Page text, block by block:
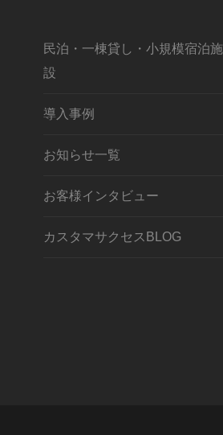
民泊・一棟貸し・小規模宿泊施
設
導入事例
お知らせ一覧
お客様インタビュー
カスタマサクセスBLOG